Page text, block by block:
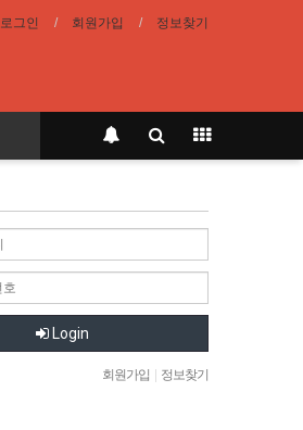
로그인 회원가입 정보찾기
Login
회원가입 정보찾기